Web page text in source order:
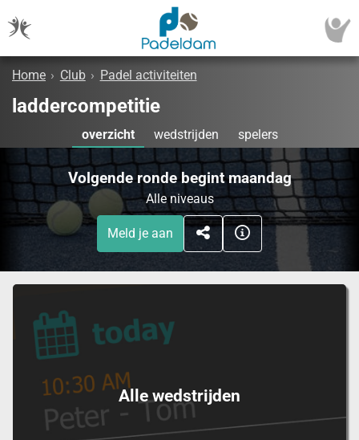
Home › Club › Padel activiteiten
laddercompetitie
overzicht wedstrijden spelers
Volgende ronde begint maandag
Alle niveaus
Meld je aan
Alle wedstrijden